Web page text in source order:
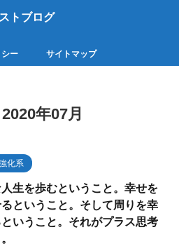
トブログ
ー サイトマップ
年07月
化系
生を歩むということ。幸せを
ということ。そして周りを幸
いうこと。それがプラス思考